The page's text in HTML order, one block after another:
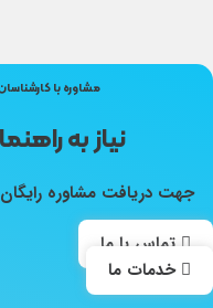
مشاوره با
نیاز به
جهت دریافت مشاوره
تماس با ما
خدمات ما